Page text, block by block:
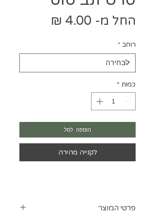
החל מ- 4.00 ₪
רוחב *
כמות *
הוספה לסל
לקנייה מהירה
פרטי המוצר